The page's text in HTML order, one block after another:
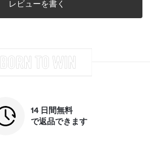
14 日間無料
で返品できます